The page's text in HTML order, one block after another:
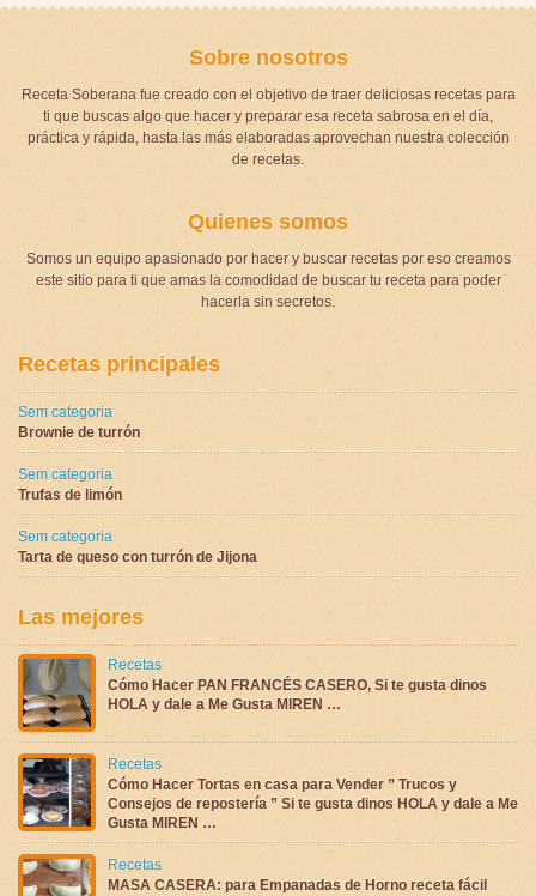
Sobre nosotros
Receta Soberana fue creado con el objetivo de traer deliciosas recetas para
ti que buscas algo que hacer y preparar esa receta sabrosa en el día,
práctica y rápida, hasta las más elaboradas aprovechan nuestra colección
de recetas.
Quienes somos
Somos un equipo apasionado por hacer y buscar recetas por eso creamos
este sitio para ti que amas la comodidad de buscar tu receta para poder
hacerla sin secretos.
Recetas principales
Sem categoria
Brownie de turrón
Sem categoria
Trufas de limón
Sem categoria
Tarta de queso con turrón de Jijona
Las mejores
Recetas
Cómo Hacer PAN FRANCÉS CASERO, Si te gusta dinos
HOLA y dale a Me Gusta MIREN …
Recetas
Cómo Hacer Tortas en casa para Vender ” Trucos y
Consejos de repostería ” Si te gusta dinos HOLA y dale a Me
Gusta MIREN …
Recetas
MASA CASERA: para Empanadas de Horno receta fácil